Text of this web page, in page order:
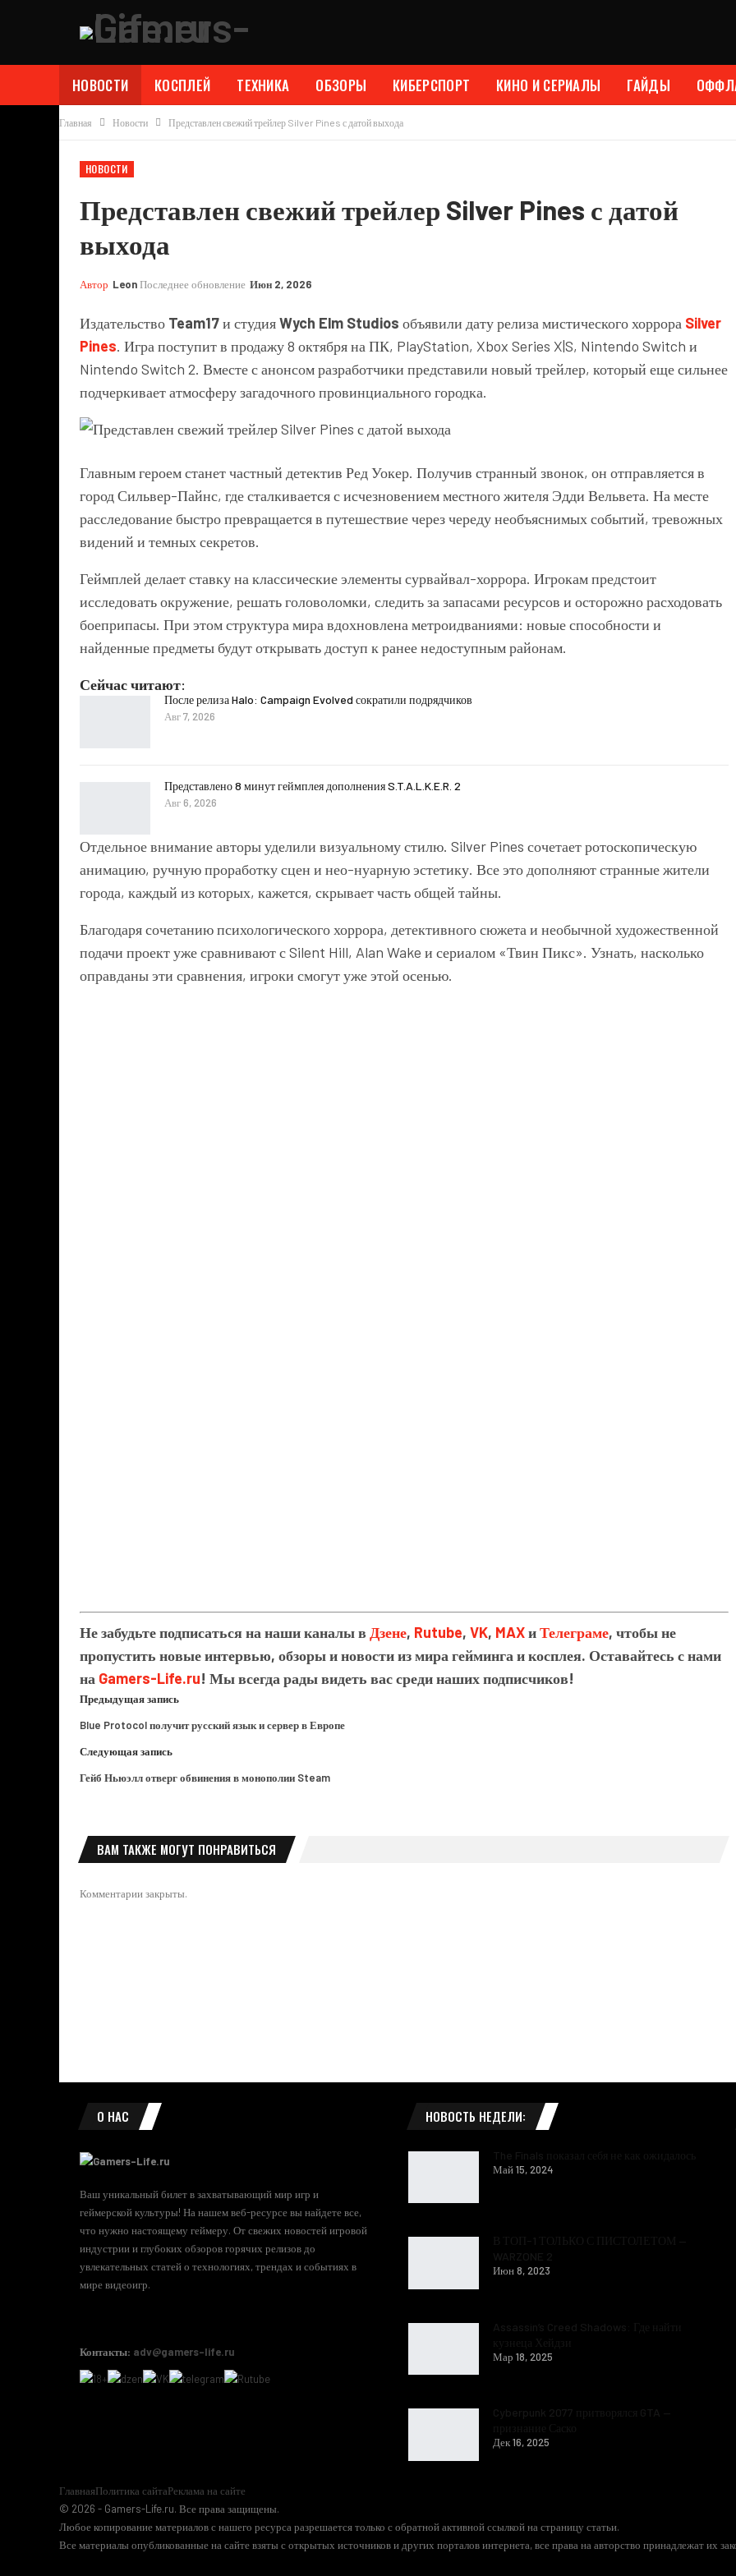
НОВОСТИ КОСПЛЕЙ ТЕХНИКА ОБЗОРЫ КИБЕРСПОРТ КИНО И СЕРИАЛЫ ГАЙДЫ
Главная Новости Представлен свежий трейлер Silver Pines с датой выхода
НОВОСТИ
Представлен свежий трейлер Silver Pines с датой
выхода
Автор LeonПоследнее обновление Июн 2, 2026
Издательство Team17и студияWych Elm Studios объявили дату релиза мистического хоррора Silver
Pines. Игра поступит в продажу 8 октября на ПК, PlayStation, Xbox Series X|S, Nintendo Switch и
Nintendo Switch 2. Вместе с анонсом разработчики представили новый трейлер, который еще сильнее
подчеркивает атмосферу загадочного провинциального городка.
Главным героем станет частный детектив Ред Уокер. Получив странный звонок, он отправляется в
город Сильвер-Пайнс, где сталкивается с исчезновением местного жителя Эдди Вельвета. На месте
расследование быстро превращается в путешествие через череду необъяснимых событий, тревожных
видений и темных секретов.
Геймплей делает ставку на классические элементы сурвайвал-хоррора. Игрокам предстоит
исследовать окружение, решать головоломки, следить за запасами ресурсов и осторожно расходовать
боеприпасы. При этом структура мира вдохновлена метроидваниями: новые способности и
найденные предметы будут открывать доступ к ранее недоступным районам.
Сейчас читают:
После релиза Halo: Campaign Evolved сократили подрядчиков
Авг 7, 2026
Представлено 8 минут геймплея дополнения S.T.A.L.K.E.R. 2
Авг 6, 2026
Отдельное внимание авторы уделили визуальному стилю. Silver Pines сочетает ротоскопическую
анимацию, ручную проработку сцен и нео-нуарную эстетику. Все это дополняют странные жители
города, каждый из которых, кажется, скрывает часть общей тайны.
Благодаря сочетанию психологического хоррора, детективного сюжета и необычной художественной
подачи проект уже сравнивают с Silent Hill, Alan Wake и сериалом «Твин Пикс». Узнать, насколько
оправданы эти сравнения, игроки смогут уже этой осенью.
Не забудьте подписаться на наши каналы в Дзене, Rutube, VK, MAXиТелеграме, чтобы не
пропустить новые интервью, обзоры и новости из мира гейминга и косплея. Оставайтесь с нами
на Gamers-Life.ru! Мы всегда рады видеть вас среди наших подписчиков!
Предыдущая запись
Blue Protocol получит русский язык и сервер в Европе
Следующая запись
Гейб Ньюэлл отверг обвинения в монополии Steam
ВАМ ТАКЖЕ МОГУТ ПОНРАВИТЬСЯ
Комментарии закрыты.
О НАС
Ваш уникальный билет в захватывающий мир игр и
геймерской культуры! На нашем веб-ресурсе вы найдете все,
что нужно настоящему геймеру. От свежих новостей игровой
индустрии и глубоких обзоров горячих релизов до
увлекательных статей о технологиях, трендах и событиях в
мире видеоигр.
Контакты: adv@gamers-life.ru
НОВОСТЬ НЕДЕЛИ:
Май 15, 2024
Июн 8, 2023
Мар 18, 2025
Дек 16, 2025
ГлавнаяПолитика сайтаРеклама на сайте
© 2026 - Gamers-Life.ru. Все права защищены.
Любое копирование материалов с нашего ресурса разрешается только с обратной активной ссылкой на страницу статьи.
Все материалы опубликованные на сайте взяты с открытых источников и других порталов интернета, все права на авторство принадлежат их